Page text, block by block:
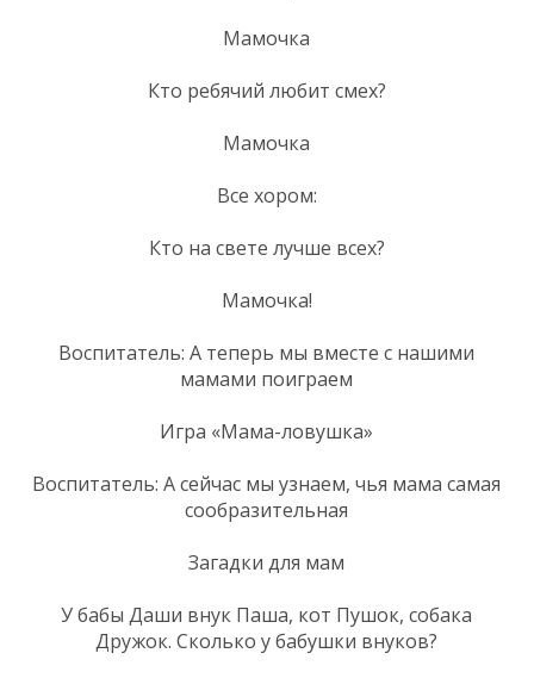
Мамочка
Кто ребячий любит смех?
Мамочка
Все хором:
Кто на свете лучше всех?
Мамочка!
Воспитатель: А теперь мы вместе с нашими
мамами поиграем
Игра «Мама-ловушка»
Воспитатель: А сейчас мы узнаем, чья мама самая
сообразительная
Загадки для мам
У бабы Даши внук Паша, кот Пушок, собака
Дружок. Сколько у бабушки внуков?